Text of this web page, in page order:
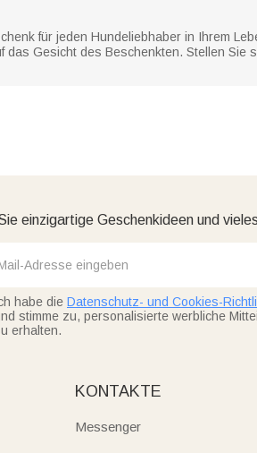
für jeden Hundeliebhaber in Ihrem
das Gesicht des Beschenkten. Stellen
einzigartige Geschenkideen und
habe die Datenschutz- und Cookies-
stimme zu, personalisierte werbliche
erhalten.
KONTAKTE
Messenger